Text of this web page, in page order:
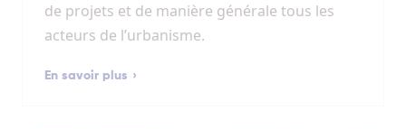
de projets et de manière générale tous les
acteurs de l’urbanisme.
En savoir plus